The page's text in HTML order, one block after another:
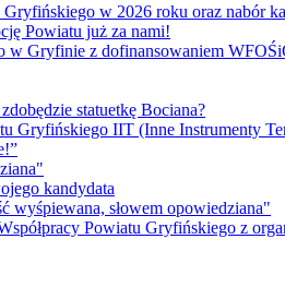
w 2026 roku oraz nabór
Powiatu już za nami!
w Gryfinie z dofinansowaniem
statuetkę Bociana?
Gryfińskiego IIT (Inne Instrumenty
kandydata
wyśpiewana, słowem opowiedziana"
Powiatu Gryfińskiego z